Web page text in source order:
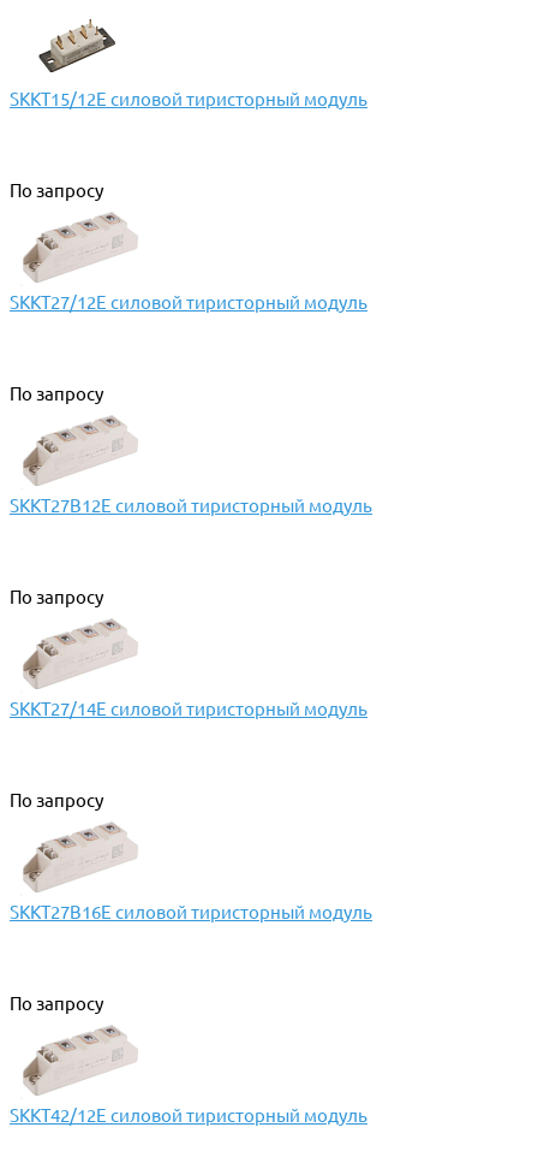
SKKT15/12E силовой тиристорный модуль
По запросу
SKKT27/12E силовой тиристорный модуль
По запросу
SKKT27B12E силовой тиристорный модуль
По запросу
SKKT27/14E силовой тиристорный модуль
По запросу
SKKT27B16E силовой тиристорный модуль
По запросу
SKKT42/12E силовой тиристорный модуль